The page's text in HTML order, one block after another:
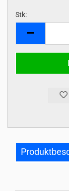
Stk: